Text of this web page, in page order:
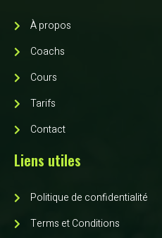
À propos
Coachs
Cours
Tarifs
Contact
Liens utiles
Politique de confidentialité
Terms et Conditions